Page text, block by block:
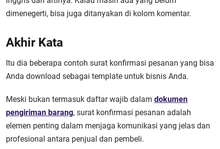
dimenegerti, bisa juga ditanyakan di kolom komentar.
Akhir Kata
Itu dia beberapa contoh surat konfirmasi pesanan yang bisa
Anda download sebagai template untuk bisnis Anda.
Meski bukan termasuk daftar wajib dalam dokumen
pengiriman barang, surat konfirmasi pesanan adalah
elemen penting dalam menjaga komunikasi yang jelas dan
profesional antara penjual dan pembeli.